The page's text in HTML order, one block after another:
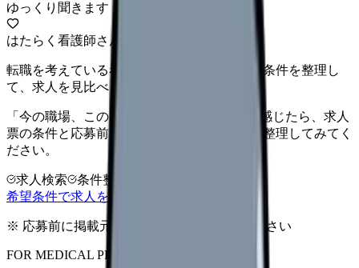
ゆっくり聞きます
はたらく看護師さん 求人
転職を考えている看護師さんへ。まずは希望条件を整理し
て、求人を見比べられます。
「今の職場、このままでいいのかな...」そう感じたら、求人
票の条件と応募前に確認したい不安を分けて整理してみてく
ださい。
求人検索 条件整理
希望条件で求人を探す
※ 応募前に掲載元の最新情報を確認してください
FOR MEDICAL PROVIDERS